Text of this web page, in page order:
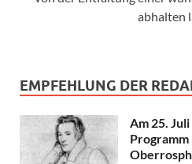
abhalten
EMPFEHLUNG DER
Am 25.
Programm